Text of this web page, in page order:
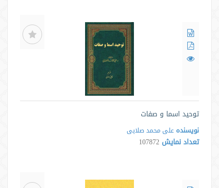
توحید اسما و صفات
نویسنده علی محمد صلابی
تعداد نمایش 107872